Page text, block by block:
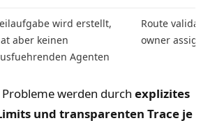
wird erstellt,
aber keinen
Agenten
Route
owner
werden durch explizites
und transparenten Trace je